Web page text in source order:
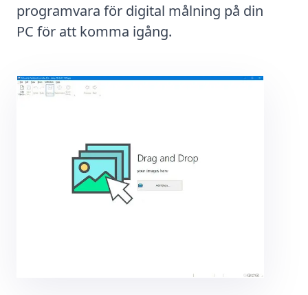
programvara för digital målning på din
PC för att komma igång.